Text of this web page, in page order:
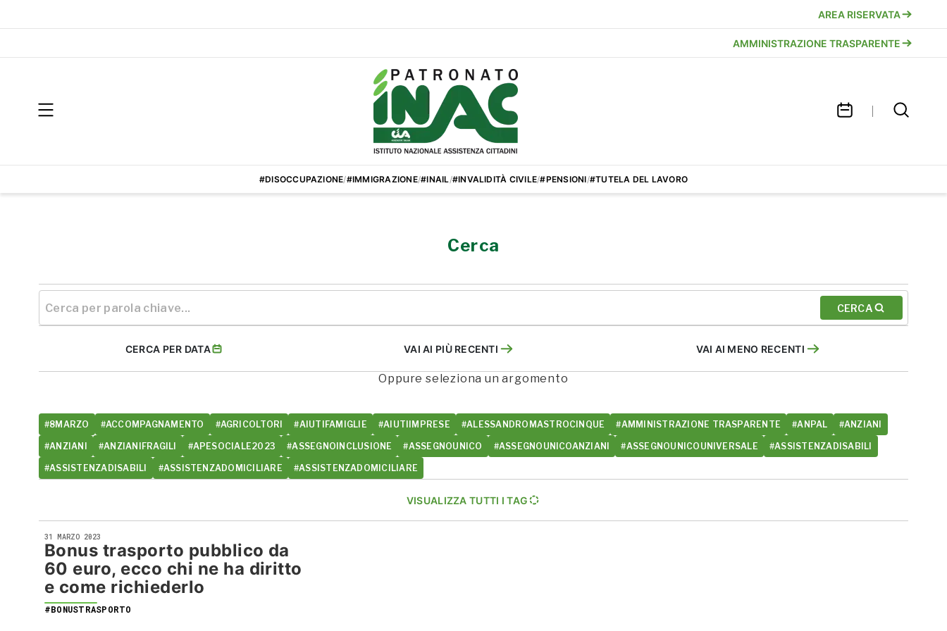
AREA RISERVATA
AMMINISTRAZIONE TRASPARENTE
#DISOCCUPAZIONE/#IMMIGRAZIONE/#INAIL/#INVALIDITÀ CIVILE/#PENSIONI/#TUTELA DEL LAVORO
Cerca
CERCA
CERCA PER DATA VAI AI PIÙ RECENTI VAI AI MENO RECENTI
Oppure seleziona un argomento
#8MARZO #ACCOMPAGNAMENTO #AGRICOLTORI #AIUTIFAMIGLIE #AIUTIIMPRESE #ALESSANDROMASTROCINQUE #AMMINISTRAZIONE TRASPARENTE #ANPAL #ANZIANI
#ANZIANI #ANZIANIFRAGILI #APESOCIALE2023 #ASSEGNOINCLUSIONE #ASSEGNOUNICO #ASSEGNOUNICOANZIANI #ASSEGNOUNICOUNIVERSALE #ASSISTENZADISABILI
#ASSISTENZADISABILI #ASSISTENZADOMICILIARE #ASSISTENZADOMICILIARE
VISUALIZZA TUTTI I TAG
31 MARZO 2023
Bonus trasporto pubblico da
60 euro, ecco chi ne ha diritto
e come richiederlo
#BONUSTRASPORTO